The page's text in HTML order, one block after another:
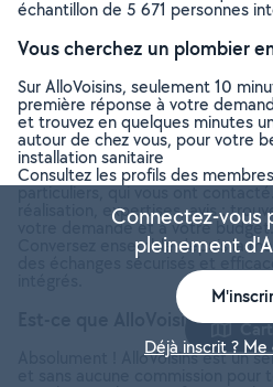
échantillon de 5 671 personnes
Vous cherchez un plombier
Sur AlloVoisins, seulement 10
première réponse à votre
et trouvez en quelques minutes
autour de chez vous, pour votre
installation sanitaire
Consultez les profils des
particuliers, qui vous ont
réalisation, expertises, avis :
votre demande et à votre budget.
Conversez ensemble depuis la
des échanges sécurisés et
Est-ce que AlloVoisins est
Absolument ! AlloVoisins est un
Connectez-vous
pleinement
Déjà inscrit ?